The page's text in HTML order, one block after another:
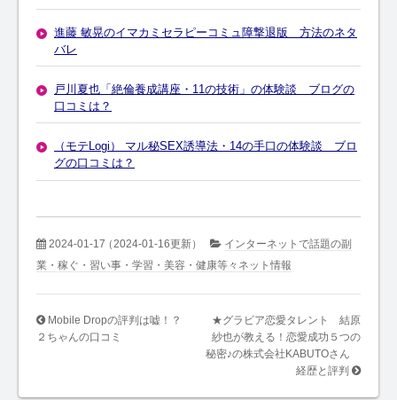
進藤 敏晃のイマカミセラピーコミュ障撃退版 方法のネタ
バレ
戸川夏也「絶倫養成講座・11の技術」の体験談 ブログの
口コミは？
（モテLogi） マル秘SEX誘導法・14の手口の体験談 ブロ
グの口コミは？
2024-01-17（2024-01-16更新）
インターネットで話題の副
業・稼ぐ・習い事・学習・美容・健康等々ネット情報
Mobile Dropの評判は嘘！？
２ちゃんの口コミ
★グラビア恋愛タレント 結原
紗也が教える！恋愛成功５つの
秘密♪の株式会社KABUTOさん
経歴と評判